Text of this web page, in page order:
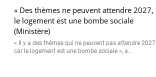
« Des thèmes ne peuvent attendre 2027,
le logement est une bombe sociale
(Ministère)
« Il y a des thèmes qui ne peuvent pas attendre 2027
car le logement est une bombe sociale », a...